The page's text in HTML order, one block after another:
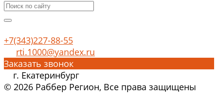
+7(343)227-88-55
rti.1000@yandex.ru
Заказать звонок
г. Екатеринбург
© 2026 Раббер Регион, Все права защищены